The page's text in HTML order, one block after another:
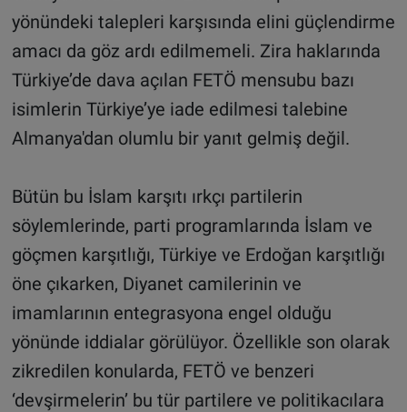
yönündeki talepleri karşısında elini güçlendirme
amacı da göz ardı edilmemeli. Zira haklarında
Türkiye’de dava açılan FETÖ mensubu bazı
isimlerin Türkiye’ye iade edilmesi talebine
Almanya'dan olumlu bir yanıt gelmiş değil.
Bütün bu İslam karşıtı ırkçı partilerin
söylemlerinde, parti programlarında İslam ve
göçmen karşıtlığı, Türkiye ve Erdoğan karşıtlığı
öne çıkarken, Diyanet camilerinin ve
imamlarının entegrasyona engel olduğu
yönünde iddialar görülüyor. Özellikle son olarak
zikredilen konularda, FETÖ ve benzeri
‘devşirmelerin’ bu tür partilere ve politikacılara